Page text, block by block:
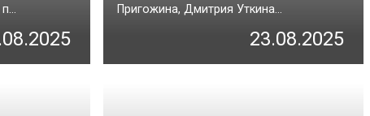
Пригожина, Дмитрия Уткина...
23.08.2025